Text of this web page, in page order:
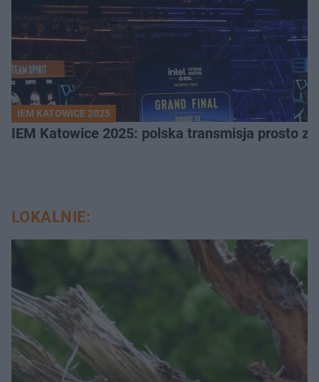
IEM KATOWICE 2025
IEM Katowice 2025: polska transmisja prosto
LOKALNIE: